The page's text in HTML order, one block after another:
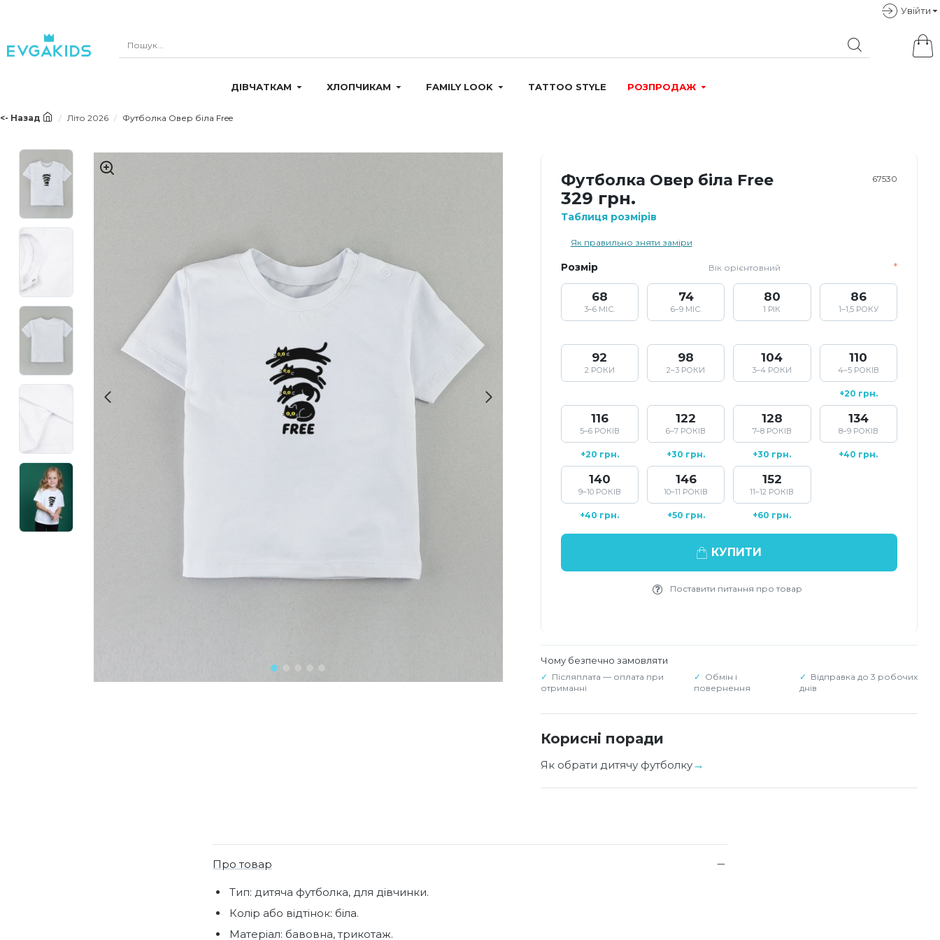
Увiйти
ДІВЧАТКАМ ХЛОПЧИКАМ FAMILY LOOK TATTOO STYLE РОЗПРОДАЖ
<- Назад Літо 2026 Футболка Овер біла Free
Футболка Овер біла Free 67530
329 грн.
Таблиця розмірів
Як правильно зняти заміри
Розмір Вік орієнтовний
68
3–6 МІС.
74
6–9 МІС.
80
1 РІК
86
1–1,5 РОКУ
92
2 РОКИ
98
2–3 РОКИ
104
3–4 РОКИ
110
4–5 РОКІВ
+20 грн.
116
5–6 РОКІВ
+20 грн.
122
6–7 РОКІВ
+30 грн.
128
7–8 РОКІВ
+30 грн.
134
8–9 РОКІВ
+40 грн.
140
9–10 РОКІВ
+40 грн.
146
10–11 РОКІВ
+50 грн.
152
11–12 РОКІВ
+60 грн.
КУПИТИ
Поставити питання про товар
Чому безпечно замовляти
Післяплата — оплата при
отриманні
Обмін і
повернення
Відправка до 3 робочих
днів
Корисні поради
Як обрати дитячу футболку
Про товар
Тип: дитяча футболка, для дівчинки.
Колір або відтінок: біла.
Матеріал: бавовна, трикотаж.